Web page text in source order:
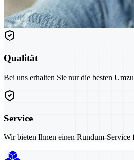
Qualität
Bei uns erhalten Sie nur die besten
Service
Wir bieten Ihnen einen Rundum-Service